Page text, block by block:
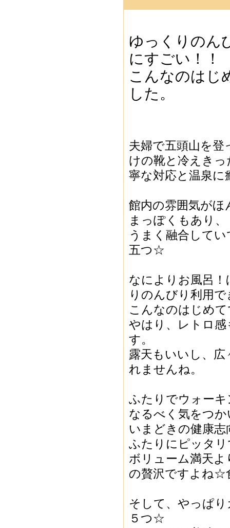
ゆっくりのん
にすごい！！
こんなのはじ
した。
夫婦で五頭山を
けの靴と冷えき
寧な対応と温泉に
館内の雰囲気が
まっぽくもあり、
うまく融合して
五つ☆
なによりお風呂
りのんびり利用
こんなのはじめ
やはり、レトロ
す。
露天もいいし、
れませんね。
ふたりでウォー
なるべく気をつか
いまどきの健康
ふたりにピッタ
ボリューム満天
の贅沢ですよね☆
そして、やっぱ
５つ☆